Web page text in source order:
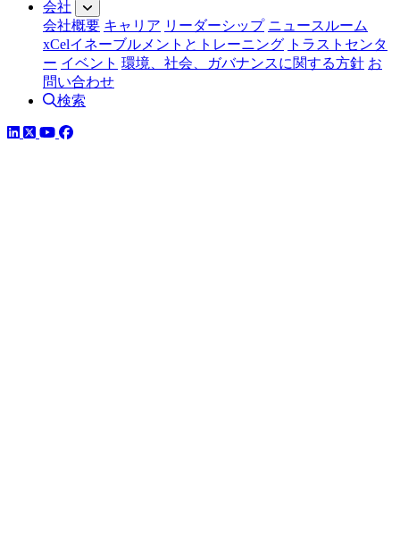
会社
会社概要 キャリア リーダーシップ ニュースルーム
xCelイネーブルメントとトレーニング トラストセンタ
ー イベント 環境、社会、ガバナンスに関する方針 お
問い合わせ
検索
LinkedIn
ツイッター
YouTube
Facebook